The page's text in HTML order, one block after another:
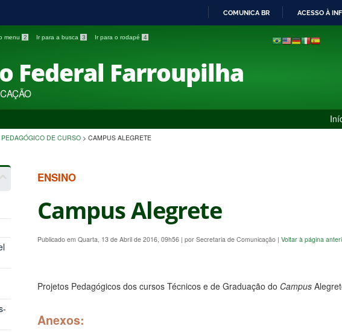
PARA
COMUNICA BR ACESSO À
menu 2 Ir para a busca 3 Ir para o rodapé 4
Federal Farroupilha
PEDAGÓGICO DE CURSO > CAMPUS ALEGRETE
ENSINO
Campus Alegrete
Publicado em Quarta, 13 de Abril de 2016, 09h56 | por Secretaria de Comunicação | Voltar à página
Projetos Pedagógicos dos cursos Técnicos e de Graduação do Campus
Anexos: